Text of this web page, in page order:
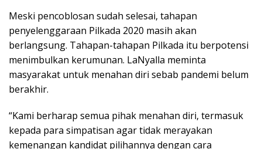
Meski pencoblosan sudah selesai, tahapan
penyelenggaraan Pilkada 2020 masih akan
berlangsung. Tahapan-tahapan Pilkada itu berpotensi
menimbulkan kerumunan. LaNyalla meminta
masyarakat untuk menahan diri sebab pandemi belum
berakhir.
“Kami berharap semua pihak menahan diri, termasuk
kepada para simpatisan agar tidak merayakan
kemenangan kandidat pilihannya dengan cara